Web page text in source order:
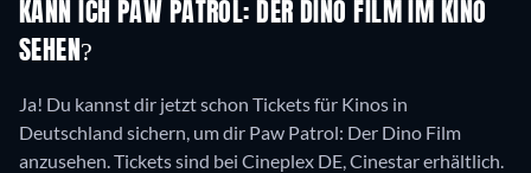
KANN ICH PAW PATROL: DER DINO FILM IM KINO
SEHEN?
Ja! Du kannst dir jetzt schon Tickets für Kinos in
Deutschland sichern, um dir Paw Patrol: Der Dino Film
anzusehen. Tickets sind bei Cineplex DE, Cinestar erhältlich.